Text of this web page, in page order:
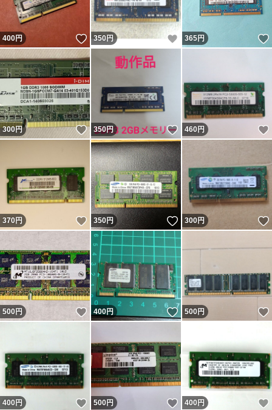
400円 いいね！
350円 いいね！
365円
300円 いいね！
350円 いいね！
460円
370円 いいね！
350円 いいね！
300円
500円 いいね！
400円 いいね！
500円
400円 いいね！
500円 いいね！
400 円